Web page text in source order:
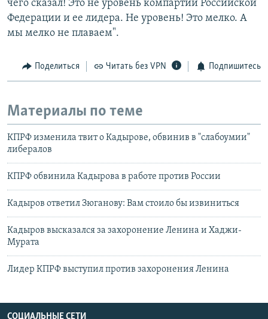
чего сказал! Это не уровень компартии Российской
Федерации и ее лидера. Не уровень! Это мелко. А
мы мелко не плаваем".
Поделиться Читать без VPN Подпишитесь
Материалы по теме
КПРФ изменила твит о Кадырове, обвинив в "слабоумии"
либералов
КПРФ обвинила Кадырова в работе против России
Кадыров ответил Зюганову: Вам стоило бы извиниться
Кадыров высказался за захоронение Ленина и Хаджи-
Мурата
Лидер КПРФ выступил против захоронения Ленина
СОЦИАЛЬНЫЕ СЕТИ